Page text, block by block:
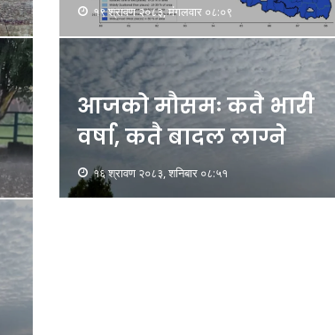
१९ श्रावण २०८३, मंगलवार ०८:०९
आजको मौसमः कतै भारी
वर्षा, कतै बादल लाग्ने
१६ श्रावण २०८३, शनिबार ०८:५१